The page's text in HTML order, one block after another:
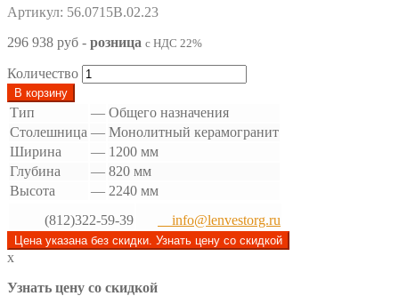
Артикул: 56.0715В.02.23
296 938 руб - розница с НДС 22%
Количество
В корзину
Тип — Общего назначения
Столешница — Монолитный керамогранит
Ширина
— 1200 мм
Глубина
— 820 мм
Высота
— 2240 мм
(812)322-59-39
info@lenvestorg.ru
Цена указана без скидки. Узнать цену со скидкой
x
Узнать цену со скидкой